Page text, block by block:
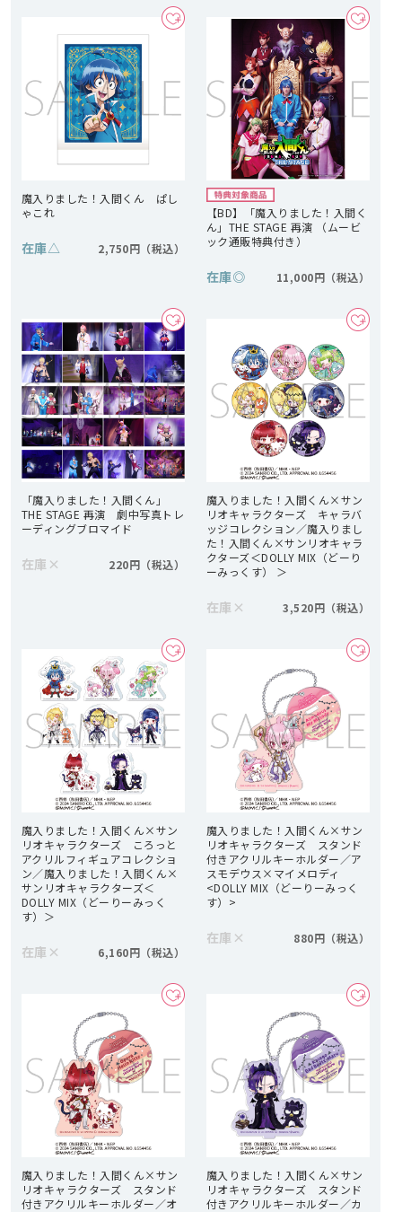
魔入りました！入間くん ぱし
ゃこれ
在庫△ 2,750円
【BD】「魔入りました！入間く
ん」THE STAGE 再演 （ムービ
ック通販特典付き）
在庫◎ 11,000円
「魔入りました！入間くん」
THE STAGE 再演 劇中写真トレ
ーディングブロマイド
在庫 × 220円
魔入りました！入間くん×サン
リオキャラクターズ キャラバ
ッジコレクション／魔入りまし
た！入間くん×サンリオキャラ
クターズ＜DOLLY MIX（どーり
ーみっくす） ＞
在庫 × 3,520円
魔入りました！入間くん×サン
リオキャラクターズ ころっと
アクリルフィギュアコレクショ
ン／魔入りました！入間くん×
サンリオキャラクターズ＜
DOLLY MIX（どーりーみっく
す）＞
在庫 × 6,160円
魔入りました！入間くん×サン
リオキャラクターズ スタンド
付きアクリルキーホルダー／ア
スモデウス×マイメロディ
<DOLLY MIX（どーりーみっく
す）>
在庫 × 880円
魔入りました！入間くん×サン
リオキャラクターズ スタンド
付きアクリルキーホルダー／オ
魔入りました！入間くん×サン
リオキャラクターズ スタンド
付きアクリルキーホルダー／カ